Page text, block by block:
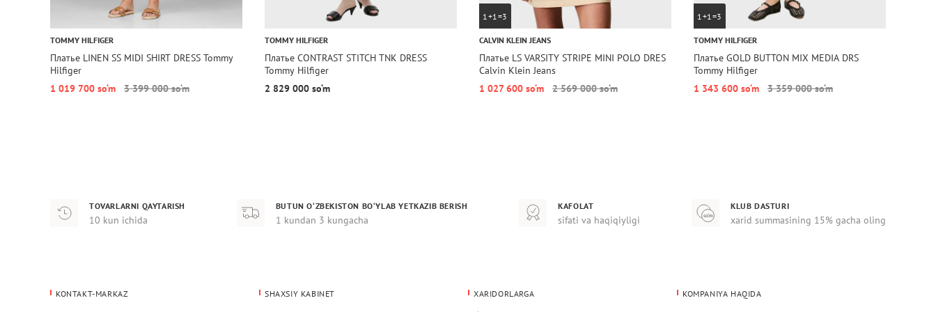
TOMMY HILFIGER
Платье LINEN SS MIDI SHIRT DRESS Tommy
Hilfiger
1 019 700 so‘m
3 399 000 so‘m
TOMMY HILFIGER
Платье CONTRAST STITCH TNK DRESS
Tommy Hilfiger
2 829 000 so‘m
1+1=3
CALVIN KLEIN JEANS
Платье LS VARSITY STRIPE MINI POLO DRES
Calvin Klein Jeans
1 027 600 so‘m
2 569 000 so‘m
1+1=3
TOMMY HILFIGER
Платье GOLD BUTTON MIX MEDIA DRS
Tommy Hilfiger
1 343 600 so‘m
3 359 000 so‘m
TOVARLARNI QAYTARISH
10 kun ichida
BUTUN O‘ZBEKISTON BO‘YLAB YETKAZIB BERISH
1 kundan 3 kungacha
KAFOLAT
sifati va haqiqiyligi
KLUB DASTURI
xarid summasining 15% gacha oling
KONTAKT-MARKAZ SHAXSIY KABINET XARIDORLARGA KOMPANIYA HAQIDA